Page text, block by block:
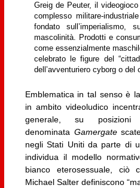
Greig de Peuter, il
complesso militare-
fondato sull’imperialismo,
mascolinità. Prodotti e
come essenzialmente
celebrato le figure del
dell’avventuriero cyborg o del
Emblematica in tal senso è
in ambito videoludico
generale, su posizioni
denominata Gamergate
negli Stati Uniti da parte di
individua il modello
bianco eterosessuale, ciò
Michael Salter definiscono